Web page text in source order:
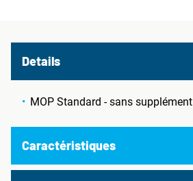
Details
MOP Standard - sans supplément
Caractéristiques